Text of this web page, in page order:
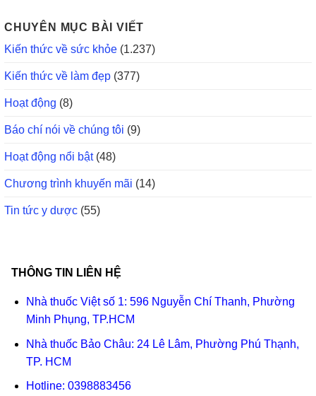
CHUYÊN MỤC BÀI VIẾT
Kiến thức về sức khỏe (1.237)
Kiến thức về làm đẹp (377)
Hoạt động (8)
Báo chí nói về chúng tôi (9)
Hoạt động nổi bật(48)
Chương trình khuyến mãi (14)
Tin tức y dược (55)
THÔNG TIN LIÊN HỆ
Nhà thuốc Việt số 1: 596 Nguyễn Chí Thanh, Phường
Minh Phụng, TP.HCM
Nhà thuốc Bảo Châu: 24 Lê Lâm, Phường Phú Thạnh,
TP. HCM
Hotline: 0398883456